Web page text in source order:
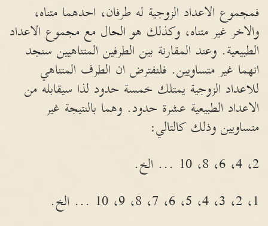
فمجموع الاعداد الزوجية له طرفان، احدهما متناه،
والاخر غير متناه، وكذلك هو الحال مع مجموع الاعداد
الطبيعية. وعند المقارنة بين الطرفين المتناهيين سنجد
انهما غير متساويين. فلنفترض ان الطرف المتناهي
للاعداد الزوجية يمتلك خمسة حدود لذا سيقابله من
الاعداد الطبيعية عشرة حدود. وهما بالنتيجة غير
متساويين وذلك كالتالي:
2، 4، 6، 8، 10 ... الخ.
1، 2، 3، 4، 5، 6، 7، 8، 9، 10 ... الخ.